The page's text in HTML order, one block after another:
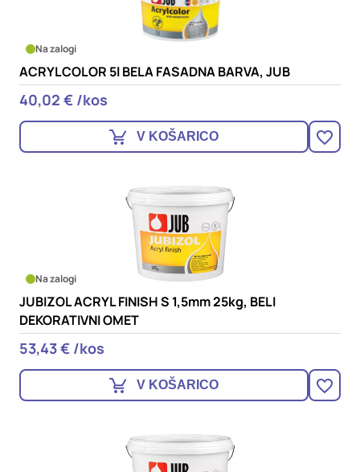
Na zalogi
ACRYLCOLOR 5l BELA FASADNA BARVA, JUB
40,02 € /kos
V KOŠARICO
Na zalogi
JUBIZOL ACRYL FINISH S 1,5mm 25kg, BELI
DEKORATIVNI OMET
53,43 € /kos
V KOŠARICO